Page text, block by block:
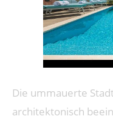
Die ummauerte
architektonisch